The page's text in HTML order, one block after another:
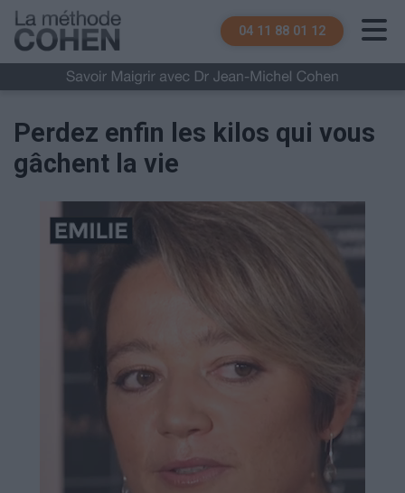
04 11 88 01 12
Perdez enfin les kilos qui vous
gâchent la vie